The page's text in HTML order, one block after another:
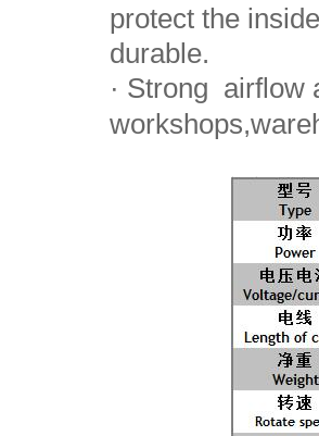
protect the
durable.
· Strong airflow